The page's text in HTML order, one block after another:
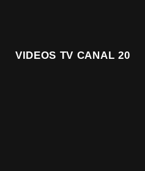
VIDEOS TV CANAL 20